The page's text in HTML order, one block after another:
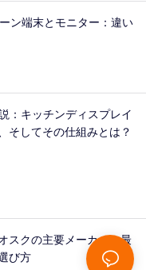
ン端末とモニター：違い
：キッチンディスプレイ
そしてその仕組みとは？
スクの主要メーカー：最
び方